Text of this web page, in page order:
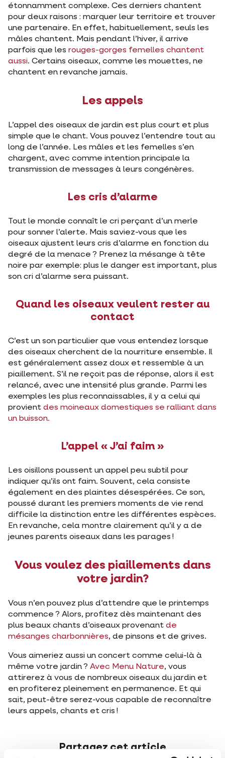
étonnamment complexe. Ces derniers chantent
pour deux raisons : marquer leur territoire et trouver
une partenaire. En effet, habituellement, seuls les
mâles chantent. Mais pendant l’hiver, il arrive
parfois que les rouges-gorges femelles chantent
aussi. Certains oiseaux, comme les mouettes, ne
chantent en revanche jamais.
Les appels
L’appel des oiseaux de jardin est plus court et plus
simple que le chant. Vous pouvez l’entendre tout au
long de l’année. Les mâles et les femelles s’en
chargent, avec comme intention principale la
transmission de messages à leurs congénères.
Les cris d’alarme
Tout le monde connaît le cri perçant d’un merle
pour sonner l’alerte. Mais saviez-vous que les
oiseaux ajustent leurs cris d’alarme en fonction du
degré de la menace ? Prenez la mésange à tête
noire par exemple: plus le danger est important, plus
son cri d’alarme sera puissant.
Quand les oiseaux veulent rester au
contact
C’est un son particulier que vous entendez lorsque
des oiseaux cherchent de la nourriture ensemble. Il
est généralement assez doux et ressemble à un
piaillement. S’il ne reçoit pas de réponse, alors il est
relancé, avec une intensité plus grande. Parmi les
exemples les plus reconnaissables, il y a celui qui
provient des moineaux domestiques se ralliant dans
un buisson.
L’appel « J’ai faim »
Les oisillons poussent un appel peu subtil pour
indiquer qu’ils ont faim. Souvent, cela consiste
également en des plaintes désespérées. Ce son,
poussé durant les premiers moments de vie rend
difficile la distinction entre les différentes espèces.
En revanche, cela montre clairement qu’il y a de
jeunes parents oiseaux dans les parages !
Vous voulez des piaillements dans
votre jardin?
Vous n’en pouvez plus d’attendre que le printemps
commence ? Alors, profitez dès maintenant des
plus beaux chants d’oiseaux provenant de
mésanges charbonnières, de pinsons et de grives.
Vous aimeriez aussi un concert comme celui-là à
même votre jardin ? Avec Menu Nature, vous
attirerez à vous de nombreux oiseaux du jardin et
en profiterez pleinement en permanence. Et qui
sait, peut-être serez-vous capable de reconnaître
leurs appels, chants et cris !
Partagez cet article